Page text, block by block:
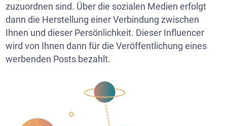
zuzuordnen sind. Über die sozialen Medien erfolgt
dann die Herstellung einer Verbindung zwischen
Ihnen und dieser Persönlichkeit. Dieser Influencer
wird von Ihnen dann für die Veröffentlichung eines
werbenden Posts bezahlt.